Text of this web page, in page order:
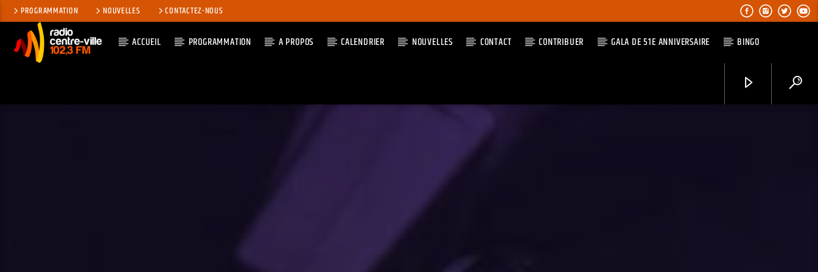
PROGRAMMATION NOUVELLES CONTACTEZ-NOUS
ACCUEIL PROGRAMMATION A PROPOS CALENDRIER NOUVELLES CONTACT CONTRIBUER GALA DE 51E ANNIVERSAIRE BINGO